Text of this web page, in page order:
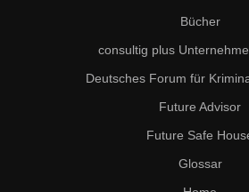
Bücher
consultig plus
Deutsches Forum für
Future Advisor
Future Safe
Glossar